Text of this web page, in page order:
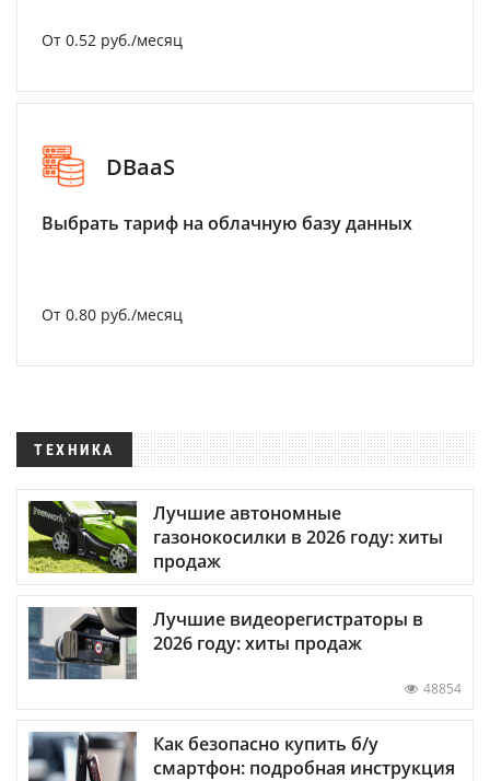
От 0.52 руб./месяц
DBaaS
Выбрать тариф на облачную базу данных
От 0.80 руб./месяц
ТЕХНИКА
Лучшие автономные
газонокосилки в 2026 году: хиты
продаж
Лучшие видеорегистраторы в
2026 году: хиты продаж
48854
Как безопасно купить б/у
смартфон: подробная инструкция